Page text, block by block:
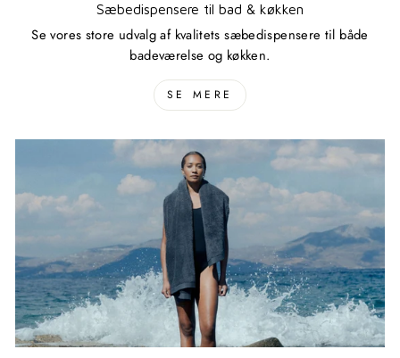
Sæbedispensere til bad & køkken
Se vores store udvalg af kvalitets sæbedispensere til både
badeværelse og køkken.
SE MERE